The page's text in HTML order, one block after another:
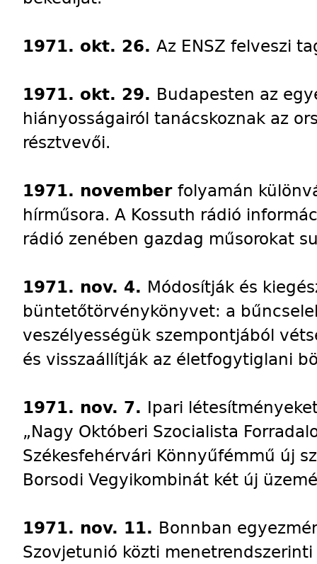
1971. okt. 26. Az ENSZ felveszi
1971. okt. 29. Budapesten az
hiányosságairól tanácskoznak az
résztvevői.
1971. november folyamán
hírműsora. A Kossuth rádió
rádió zenében gazdag műsorokat
1971. nov. 4. Módosítják és
büntetőtörvénykönyvet: a
veszélyességük szempontjából
és visszaállítják az életfogytiglani
1971. nov. 7. Ipari
„Nagy Októberi Szocialista
Székesfehérvári Könnyűfémmű új
Borsodi Vegyikombinát két új
1971. nov. 11. Bonnban
Szovjetunió közti